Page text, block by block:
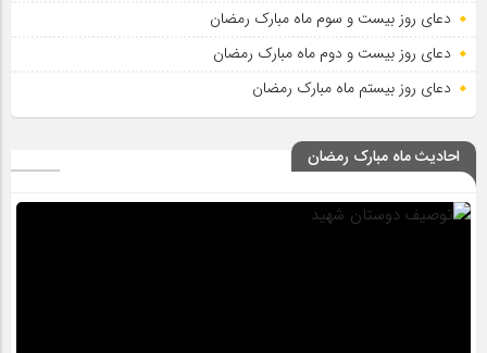
دعای روز بیست و سوم ماه مبارک رمضان
دعای روز بیست و دوم ماه مبارک رمضان
دعای روز بیستم ماه مبارک رمضان
احادیث ماه مبارک رمضان